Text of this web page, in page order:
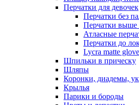
Перчатки для девочек
Перчатки без
Перчатки выше
Атласные
Перчатки до
Lycra matte
Шпильки в прическу
Шляпы
Коронки, диадемы,
Крылья
Парики и бороды